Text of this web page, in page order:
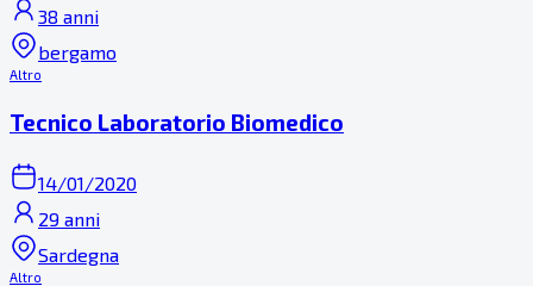
38 anni
bergamo
Altro
Tecnico Laboratorio Biomedico
14/01/2020
29 anni
Sardegna
Altro